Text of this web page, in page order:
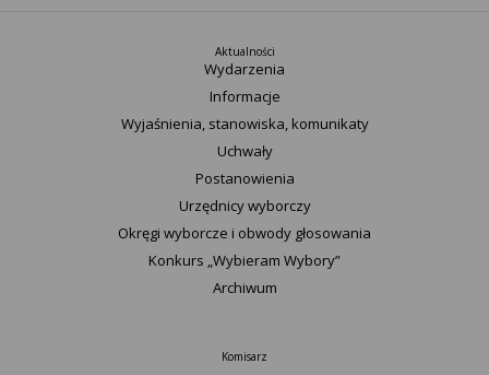
Aktualności
Wydarzenia
Informacje
Wyjaśnienia, stanowiska, komunikaty
Uchwały
Postanowienia
Urzędnicy wyborczy
Okręgi wyborcze i obwody głosowania
Konkurs „Wybieram Wybory”
Archiwum
Komisarz